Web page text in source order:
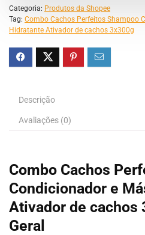
Categoria: Produtos da Shopee
Tag: Combo Cachos Perfeitos Shampoo
Hidratante Ativador de cachos 3x300g
Descrição
Avaliações (0)
Combo Cachos
Condicionador e
Ativador de cachos
Geral